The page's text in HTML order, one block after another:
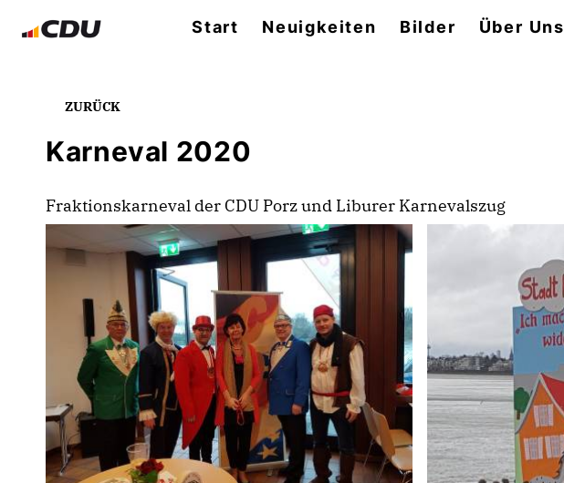
Start Neuigkeiten Bilder Über Uns
ZURÜCK
Karneval 2020
Fraktionskarneval der CDU Porz und Liburer Karnevalszug